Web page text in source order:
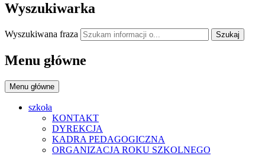
Wyszukiwarka
Wyszukiwana fraza Szukaj
Menu główne
Menu główne
szkoła
KONTAKT
DYREKCJA
KADRA PEDAGOGICZNA
ORGANIZACJA ROKU SZKOLNEGO